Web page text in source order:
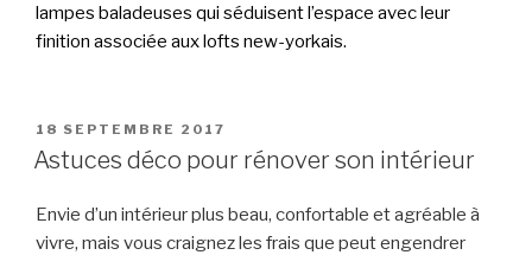
lampes baladeuses qui séduisent l’espace avec leur
finition associée aux lofts new-yorkais.
PUBLIÉ
LE
18 SEPTEMBRE 2017
Astuces déco pour rénover son intérieur
Envie d’un intérieur plus beau, confortable et agréable à
vivre, mais vous craignez les frais que peut engendrer